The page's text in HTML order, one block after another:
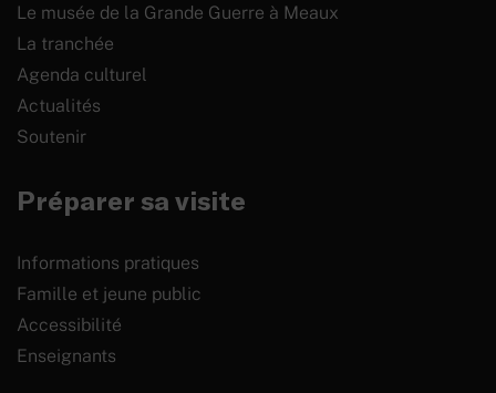
Le musée de la Grande Guerre à Meaux
La tranchée
Agenda culturel
Actualités
Soutenir
Préparer sa visite
Informations pratiques
Famille et jeune public
Accessibilité
Enseignants